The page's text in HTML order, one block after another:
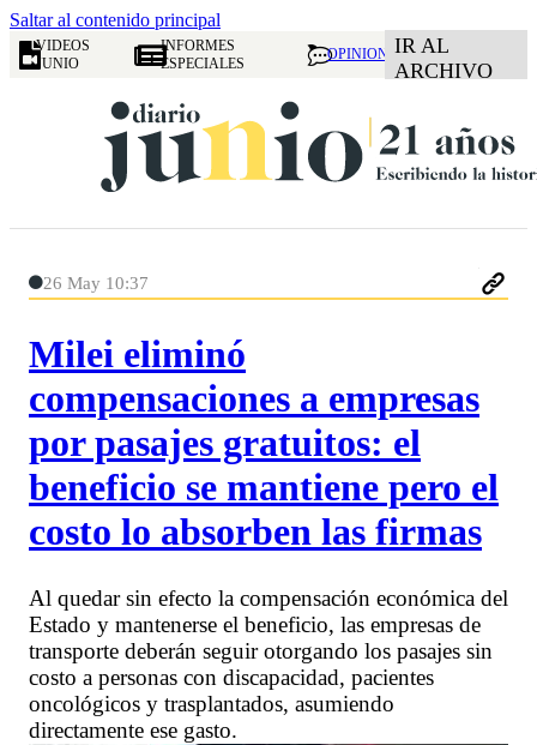
Saltar al contenido principal
VIDEOS
JUNIO
INFORMES
ESPECIALES
OPINION IR AL
ARCHIVO
26 May 10:37
Milei eliminó
compensaciones a empresas
por pasajes gratuitos: el
beneficio se mantiene pero el
costo lo absorben las firmas
Al quedar sin efecto la compensación económica del
Estado y mantenerse el beneficio, las empresas de
transporte deberán seguir otorgando los pasajes sin
costo a personas con discapacidad, pacientes
oncológicos y trasplantados, asumiendo
directamente ese gasto.